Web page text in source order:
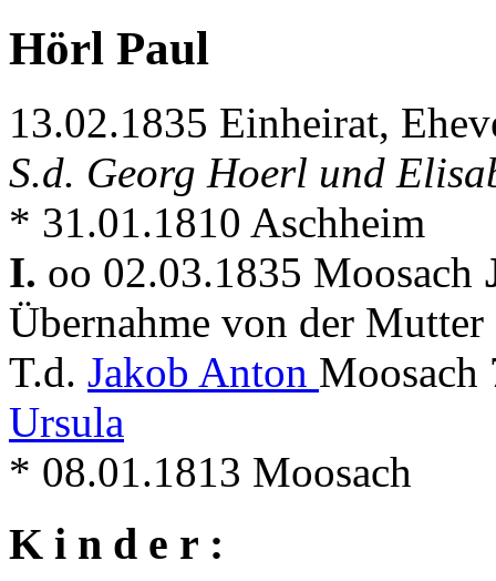
Hörl Paul
13.02.1835 Einheirat,
S.d. Georg Hoerl und
* 31.01.1810 Aschheim
I. oo 02.03.1835 Moosach
Übernahme von der Mutter
T.d. Jakob Anton
Ursula
* 08.01.1813 Moosach
K i n d e r :